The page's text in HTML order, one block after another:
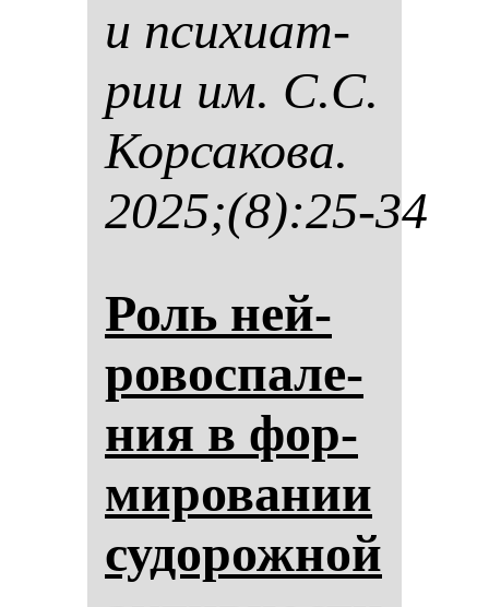
и пси­хи­ат­
рии им. С.С.
Кор­са­ко­ва.
2025;(8):25-34
Роль ней­
ро­вос­па­ле­
ния в фор­
ми­ро­ва­нии
су­до­рож­ной